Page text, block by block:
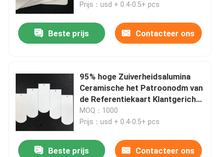
Huis
ONGEVEER DE V.S.
Prijs：usd + 0.4-0.5+ pcs
Beste prijs Contacteer ons
95% hoge Zuiverheidsalumina
Ceramische het Patroonodm van
de Referentiekaart Klantgerichte
Grootte
MOQ：1000
Prijs：usd + 0.4-0.5+ pcs
Beste prijs Contacteer ons